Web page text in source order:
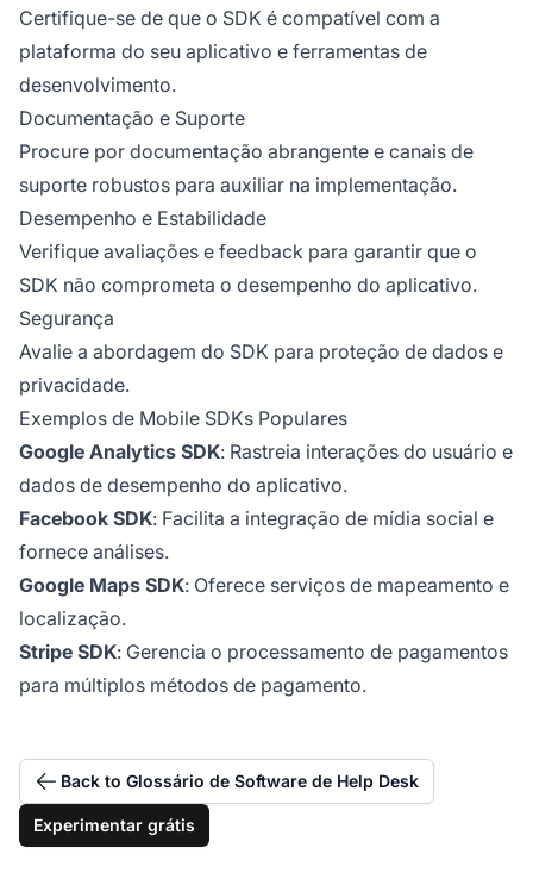
Certifique-se de que o SDK é compatível com a
plataforma do seu aplicativo e ferramentas de
desenvolvimento.
Documentação e Suporte
Procure por documentação abrangente e canais de
suporte robustos para auxiliar na implementação.
Desempenho e Estabilidade
Verifique avaliações e feedback para garantir que o
SDK não comprometa o desempenho do aplicativo.
Segurança
Avalie a abordagem do SDK para proteção de dados e
privacidade.
Exemplos de Mobile SDKs Populares
Google Analytics SDK: Rastreia interações do usuário e
dados de desempenho do aplicativo.
Facebook SDK: Facilita a integração de mídia social e
fornece análises.
Google Maps SDK: Oferece serviços de mapeamento e
localização.
Stripe SDK: Gerencia o processamento de pagamentos
para múltiplos métodos de pagamento.
Back to Glossário de Software de Help Desk
Experimentar grátis